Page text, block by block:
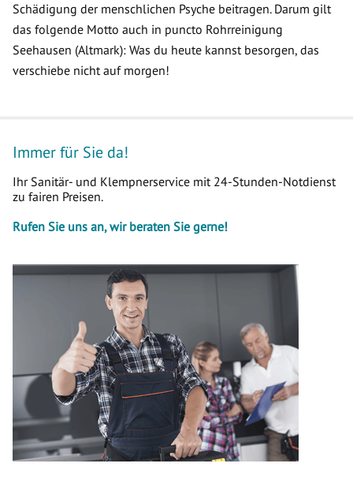
Schädigung der menschlichen Psyche beitragen. Darum gilt
das folgende Motto auch in puncto Rohrreinigung
Seehausen (Altmark): Was du heute kannst besorgen, das
verschiebe nicht auf morgen!
Immer für Sie da!
Ihr Sanitär- und Klempnerservice mit 24-Stunden-Notdienst
zu fairen Preisen.
Rufen Sie uns an, wir beraten Sie gerne!